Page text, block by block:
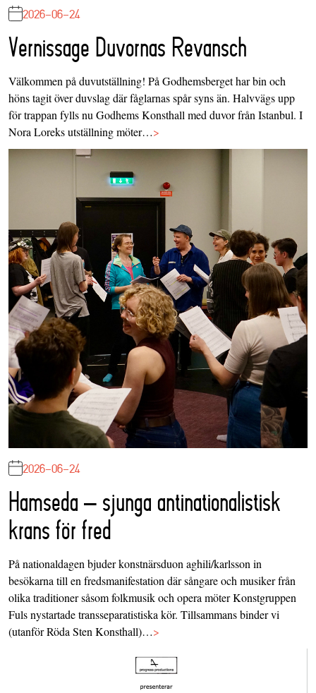
2026-06-24
Vernissage Duvornas Revansch
Välkommen på duvutställning! På Godhemsberget har bin och
höns tagit över duvslag där fåglarnas spår syns än. Halvvägs upp
för trappan fylls nu Godhems Konsthall med duvor från Istanbul. I
Nora Loreks utställning möter…>
2026-06-24
Hamseda – sjunga antinationalistisk
krans för fred
På nationaldagen bjuder konstnärsduon aghili/karlsson in
besökarna till en fredsmanifestation där sångare och musiker från
olika traditioner såsom folkmusik och opera möter Konstgruppen
Fuls nystartade transseparatistiska kör. Tillsammans binder vi
(utanför Röda Sten Konsthall)…>